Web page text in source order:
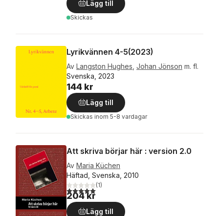
Lägg till
Skickas
Lyrikvännen 4-5(2023)
Av Langston Hughes Johan Jönson m. fl.
Svenska, 2023
144 kr
Lägg till
Skickas inom 5-8 vardagar
Att skriva börjar här : version 2.0
Av Maria Küchen
Häftad, Svenska, 2010
5,0utav 5 stjärnor. Totalt antal röster:
(1)
204 kr
Lägg till